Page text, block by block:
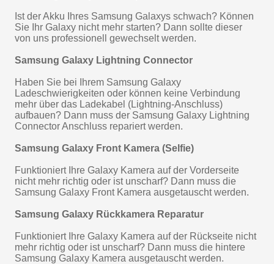
Ist der Akku Ihres Samsung Galaxys schwach? Können
Sie Ihr Galaxy nicht mehr starten? Dann sollte dieser
von uns professionell gewechselt werden.
Samsung Galaxy Lightning Connector
Haben Sie bei Ihrem Samsung Galaxy
Ladeschwierigkeiten oder können keine Verbindung
mehr über das Ladekabel (Lightning-Anschluss)
aufbauen? Dann muss der Samsung Galaxy Lightning
Connector Anschluss repariert werden.
Samsung Galaxy Front Kamera (Selfie)
Funktioniert Ihre Galaxy Kamera auf der Vorderseite
nicht mehr richtig oder ist unscharf? Dann muss die
Samsung Galaxy Front Kamera ausgetauscht werden.
Samsung Galaxy Rückkamera Reparatur
Funktioniert Ihre Galaxy Kamera auf der Rückseite nicht
mehr richtig oder ist unscharf? Dann muss die hintere
Samsung Galaxy Kamera ausgetauscht werden.